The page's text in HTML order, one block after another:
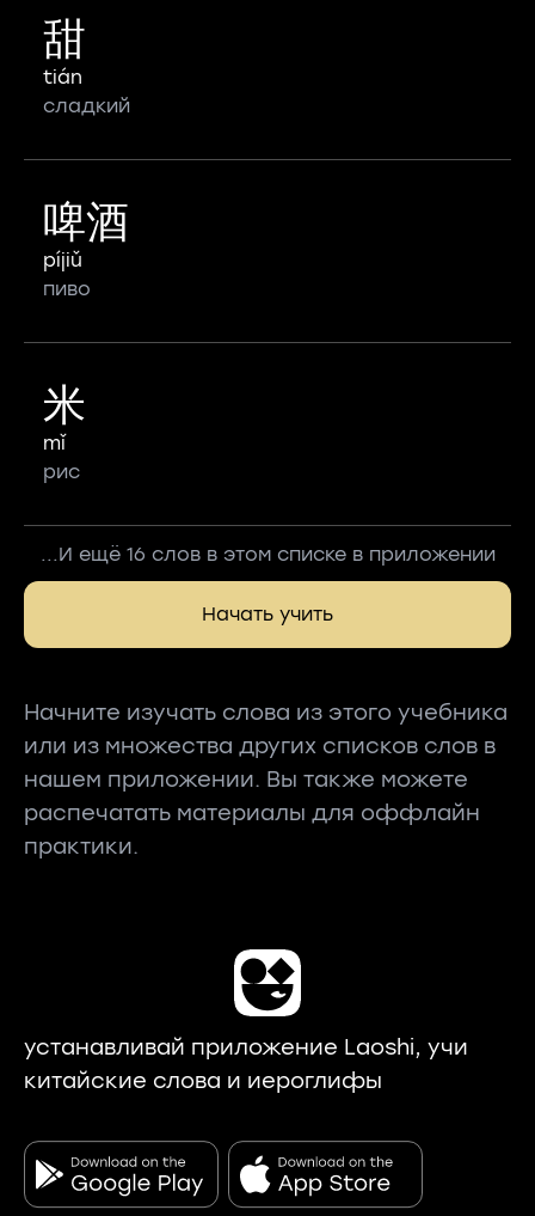
甜
tián
сладкий
啤酒
píjiǔ
пиво
米
mǐ
рис
...И ещё 16 слов в этом списке в приложении
Начать учить
Начните изучать слова из этого учебника
или из множества других списков слов в
нашем приложении. Вы также можете
распечатать материалы для оффлайн
практики.
устанавливай приложение Laoshi, учи
китайские слова и иероглифы